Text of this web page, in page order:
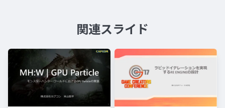
関連スライド